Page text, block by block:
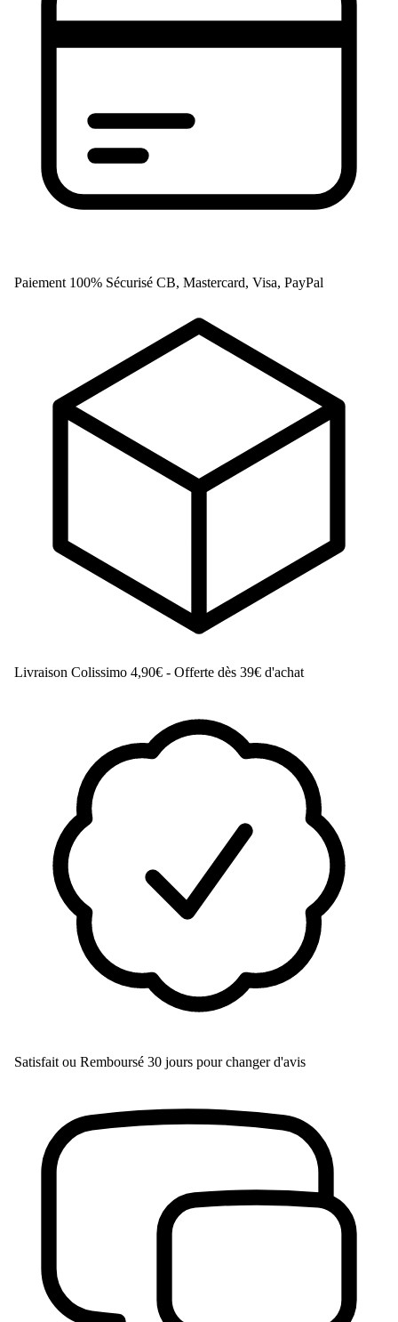
Paiement 100% Sécurisé CB, Mastercard, Visa, PayPal
Livraison Colissimo 4,90€ - Offerte dès 39€ d'achat
Satisfait ou Remboursé 30 jours pour changer d'avis